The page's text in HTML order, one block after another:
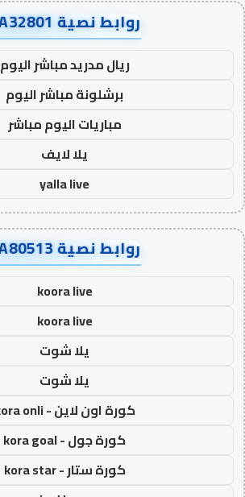
روابط نصية AA32801
ريال مدريد مباشر اليوم
برشلونة مباشر اليوم
مباريات اليوم مباشر
يلا لايف
yalla live
روابط نصية AA80513
koora live
koora live
يلا شوت
يلا شوت
كورة اون لاين - kora onli
كورة جول - kora goal
كورة ستار - kora star